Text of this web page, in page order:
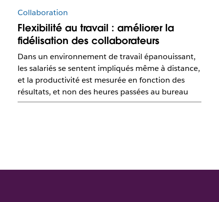
Collaboration
Flexibilité au travail : améliorer la
fidélisation des collaborateurs
Dans un environnement de travail épanouissant,
les salariés se sentent impliqués même à distance,
et la productivité est mesurée en fonction des
résultats, et non des heures passées au bureau